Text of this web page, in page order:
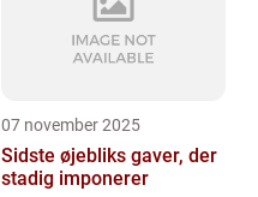
07 november 2025
Sidste øjebliks gaver, der
stadig imponerer